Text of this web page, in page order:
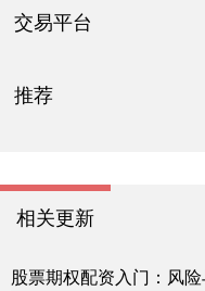
交易平台
推荐
相关更新
股票期权配资入门：风